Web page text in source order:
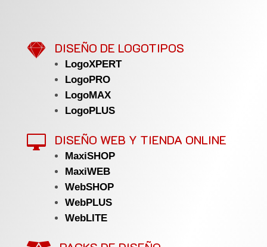
 DISEÑO DE LOGOTIPOS
LogoXPERT
LogoPRO
LogoMAX
LogoPLUS
 DISEÑO WEB Y TIENDA ONLINE
MaxiSHOP
MaxiWEB
WebSHOP
WebPLUS
WebLITE